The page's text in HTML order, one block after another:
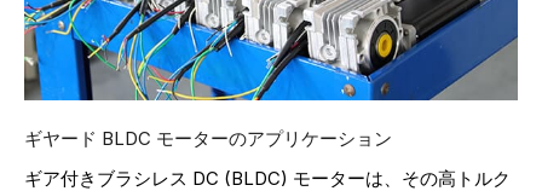
ギヤード BLDC モーターのアプリケーション
ギア付きブラシレス DC (BLDC) モーターは、その高トルク